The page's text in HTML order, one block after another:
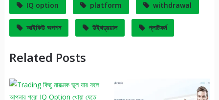
IQ option platform withdrawal
আইকিউ অপশন উইথড্রয়াল প্লাটফর্ম
Related Posts